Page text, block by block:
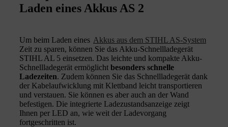
Laden eines Akkus AS 2
Um beim Laden eines Akkus aus dem STIHL AS-System
Zeit zu sparen, können Sie das Akku-Schnellladegerät
STIHL AL 5 einsetzen. Das leichte und kompakte Akku-
Schnellladegerät ermöglicht besonders schnelle
Ladezeiten. Zudem können Sie das Schnellladegerät dank
der Kabelaufwicklung mit Klettband leicht transportieren
und verstauen. Sie können es aber auch an der Wand
befestigen. Die integrierte Ladezustandsanzeige zeigt
Ihnen per LED an, wie weit der Ladevorgang
fortgeschritten ist.